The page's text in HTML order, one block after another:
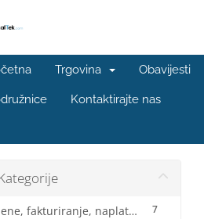
Trgovina Obavijesti
Kontaktirajte nas
7
Cijene, fakturiranje, naplata i popusti